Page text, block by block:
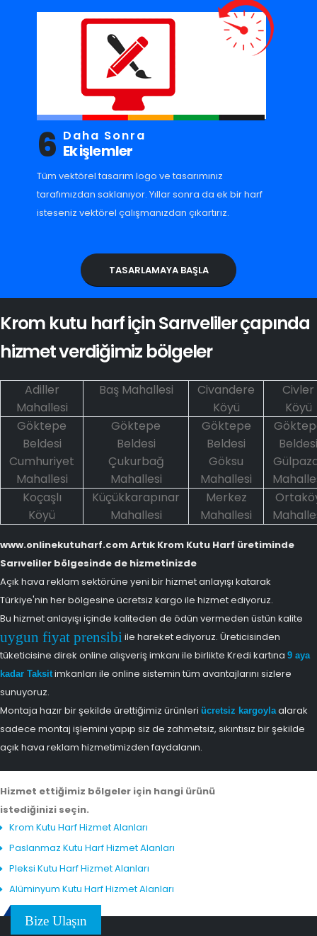
6 Daha Sonra
Ek işlemler
Tüm vektörel tasarım logo ve tasarımınız
tarafımızdan saklanıyor. Yıllar sonra da ek bir harf
isteseniz vektörel çalışmanızdan çıkartırız.
TASARLAMAYA BAŞLA
Krom kutu harf için Sarıveliler çapında
hizmet verdiğimiz bölgeler
Adiller
Mahallesi
Baş Mahallesi
Civandere
Köyü
Civler
Köyü
Göktepe
Beldesi
Cumhuriyet
Mahallesi
Göktepe
Beldesi
Çukurbağ
Mahallesi
Göktepe
Beldesi
Göksu
Mahallesi
Beldesi
Koçaşlı
Köyü
Küçükkarapınar
Mahallesi
Merkez
Mahallesi
www.onlinekutuharf.com Artık Krom Kutu Harf üretiminde
Sarıveliler bölgesinde de hizmetinizde
Açık hava reklam sektörüne yeni bir hizmet anlayışı katarak
Türkiye'nin her bölgesine ücretsiz kargo ile hizmet ediyoruz.
Bu hizmet anlayışı içinde kaliteden de ödün vermeden üstün kalite
uygun fiyat prensibi ile hareket ediyoruz. Üreticisinden
tüketicisine direk online alışveriş imkanı ile birlikte Kredi kartına 9 aya
kadar Taksitimkanları ile online sistemin tüm avantajlarını sizlere
sunuyoruz.
Montaja hazır bir şekilde ürettiğimiz ürünleri ücretsiz kargoylaalarak
sadece montaj işlemini yapıp siz de zahmetsiz, sıkıntısız bir şekilde
açık hava reklam hizmetimizden faydalanın.
Hizmet ettiğimiz bölgeler için hangi ürünü
istediğinizi seçin.
Krom Kutu Harf Hizmet Alanları
Paslanmaz Kutu Harf Hizmet Alanları
Pleksi Kutu Harf Hizmet Alanları
Alüminyum Kutu Harf Hizmet Alanları
Bize Ulaşın